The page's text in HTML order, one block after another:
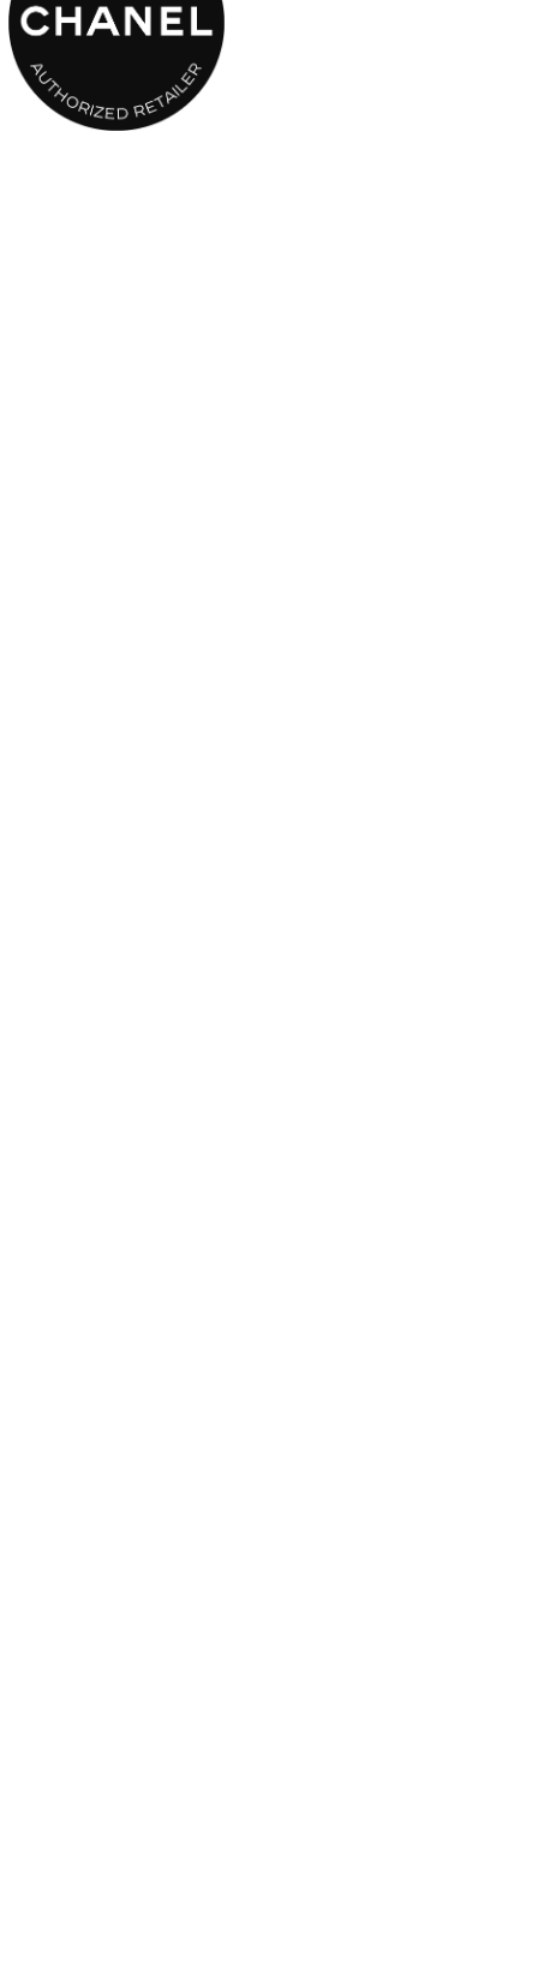
smudgeproof qui se démaquille facilement
• de la provitamine B5 connue pour fortifier les cils et de l'acétate
de vitamine E aux propriétés anti-oxydantes (A SUPPRIMER:
contre les agressions extérieures)
• une association de cires et de polymères filmogènes pour
gainer les cils de la racine à la pointe et leur apporter de la